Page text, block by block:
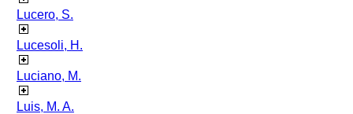
Lucero, S.
Lucesoli, H.
Luciano, M.
Luis, M. A.